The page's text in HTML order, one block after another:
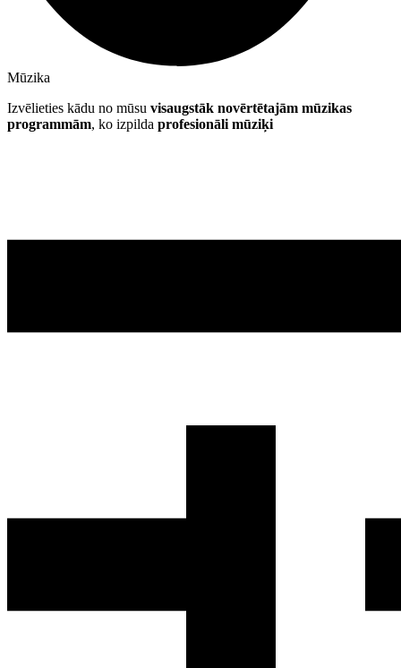
Mūzika
Izvēlieties kādu no mūsu visaugstāk novērtētajām mūzikas
programmām, ko izpilda profesionāli mūziķi